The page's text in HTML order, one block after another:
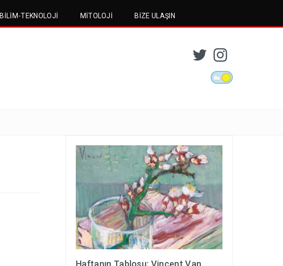
BILIM-TEKNOLOJI MITOLOJI BIZE ULAŞIN
Haftanın Tablosu: Vincent Van